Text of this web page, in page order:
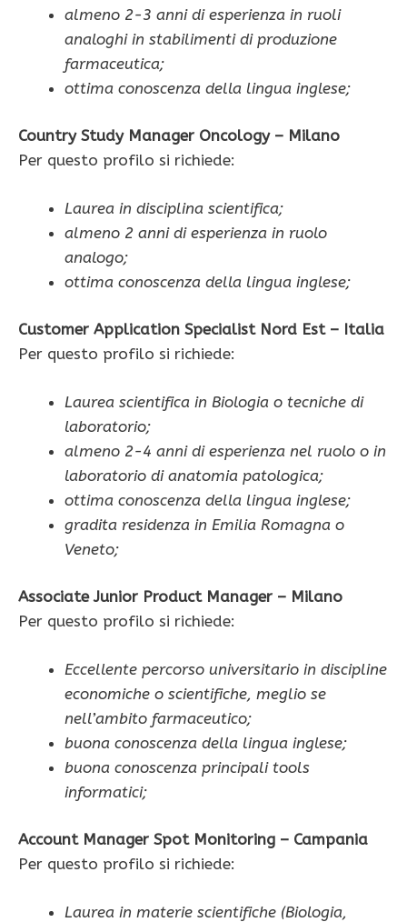
almeno 2-3 anni di esperienza in ruoli
analoghi in stabilimenti di produzione
farmaceutica;
ottima conoscenza della lingua inglese;
Country Study Manager Oncology – Milano
Per questo profilo si richiede:
Laurea in disciplina scientifica;
almeno 2 anni di esperienza in ruolo
analogo;
ottima conoscenza della lingua inglese;
Customer Application Specialist Nord Est – Italia
Per questo profilo si richiede:
Laurea scientifica in Biologia o tecniche di
laboratorio;
almeno 2-4 anni di esperienza nel ruolo o in
laboratorio di anatomia patologica;
ottima conoscenza della lingua inglese;
gradita residenza in Emilia Romagna o
Veneto;
Associate Junior Product Manager – Milano
Per questo profilo si richiede:
Eccellente percorso universitario in discipline
economiche o scientifiche, meglio se
nell’ambito farmaceutico;
buona conoscenza della lingua inglese;
buona conoscenza principali tools
informatici;
Account Manager Spot Monitoring – Campania
Per questo profilo si richiede:
Laurea in materie scientifiche (Biologia,